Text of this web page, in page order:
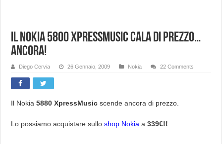
Il Nokia 5800 XpressMusic cala di prezzo…
ancora!
Diego Cervia 26 Gennaio, 2009 Nokia 22 Comments
Il Nokia5880 XpressMusic scende ancora di prezzo.
Lo possiamo acquistare sulloshop Nokia a339€!!